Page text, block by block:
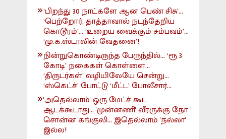
‘பிறந்து 30 நாட்களே ஆன பெண் சிசு’...
‘பெற்றோர், தாத்தாவால் நடந்தேறிய
கொடூரம்’... ‘உறைய வைக்கும் சம்பவம்’...
‘மு.க.ஸ்டாலின் வேதனை’!
நின்றுகொண்டிருந்த பேருந்தில்... ‘ரூ 3
கோடி’ நகைகள் கொள்ளை...
‘திருடர்கள்’ வழியிலேயே சென்று...
‘ஸ்கெட்ச்’ போட்டு ‘மீட்ட’ போலீசார்...
'அதெல்லாம்' ஒரு மேட்ச் கூட
ஆடக்கூடாது... 'முன்னணி' வீரருக்கு நோ
சொன்ன கங்குலி... இதெல்லாம் 'நல்லா'
இல்ல!